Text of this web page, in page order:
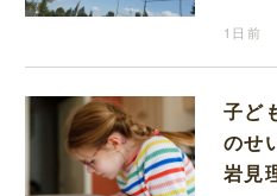
1日前
子ど
のせ
岩見